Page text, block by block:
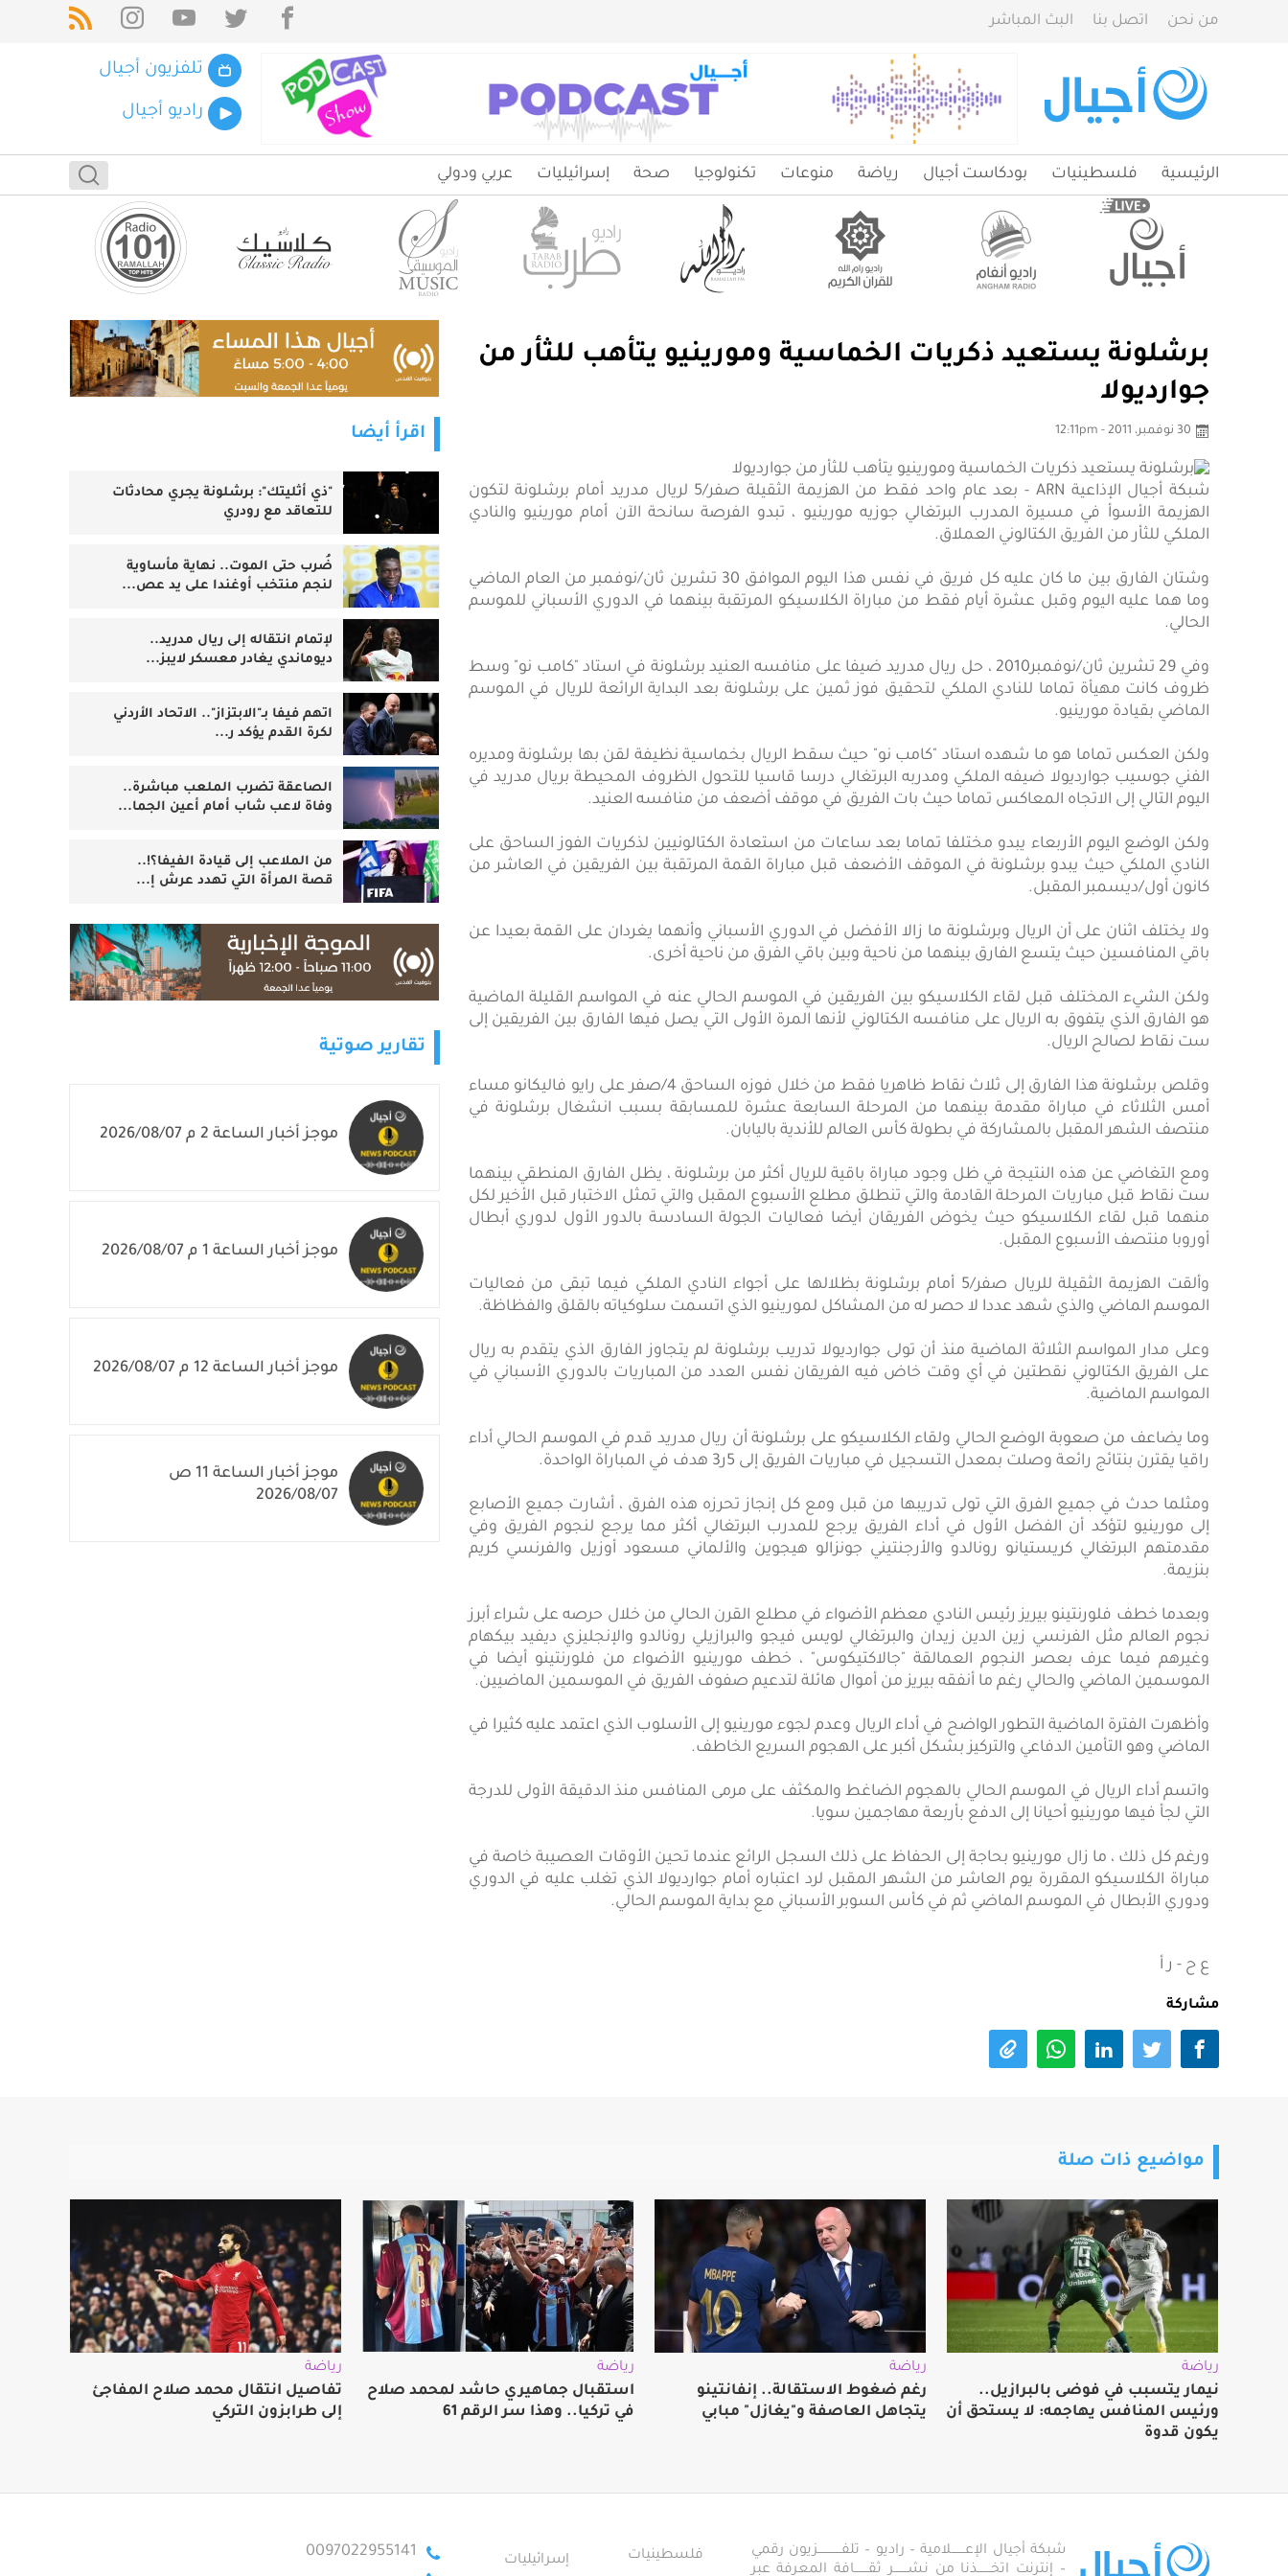
من نحن اتصل بنا البث المباشر
تلفزيون أجيال
راديو أجيال
الرئيسية فلسطينيات بودكاست أجيال رياضة منوعات تكنولوجيا صحة إسرائيليات عربي ودولي
برشلونة يستعيد ذكريات الخماسية ومورينيو يتأهب للثأر من
جوارديولا
30 نوفمبر، 2011 - 12:11pm
شبكة أجيال الإذاعية ARN - بعد عام واحد فقط من الهزيمة الثقيلة صفر/5 لريال مدريد أمام برشلونة لتكون
الهزيمة الأسوأ في مسيرة المدرب البرتغالي جوزيه مورينيو ، تبدو الفرصة سانحة الآن أمام مورينيو والنادي
الملكي للثأر من الفريق الكتالوني العملاق.
وشتان الفارق بين ما كان عليه كل فريق في نفس هذا اليوم الموافق 30 تشرين ثان/نوفمبر من العام الماضي
وما هما عليه اليوم وقبل عشرة أيام فقط من مباراة الكلاسيكو المرتقبة بينهما في الدوري الأسباني للموسم
الحالي.
وفي 29 تشرين ثان/نوفمبر2010 ، حل ريال مدريد ضيفا على منافسه العنيد برشلونة في استاد "كامب نو" وسط
ظروف كانت مهيأة تماما للنادي الملكي لتحقيق فوز ثمين على برشلونة بعد البداية الرائعة للريال في الموسم
الماضي بقيادة مورينيو.
ولكن العكس تماما هو ما شهده استاد "كامب نو" حيث سقط الريال بخماسية نظيفة لقن بها برشلونة ومديره
الفني جوسيب جوارديولا ضيفه الملكي ومدربه البرتغالي درسا قاسيا للتحول الظروف المحيطة بريال مدريد في
اليوم التالي إلى الاتجاه المعاكس تماما حيث بات الفريق في موقف أضعف من منافسه العنيد.
ولكن الوضع اليوم الأربعاء يبدو مختلفا تماما بعد ساعات من استعادة الكتالونيين لذكريات الفوز الساحق على
النادي الملكي حيث يبدو برشلونة في الموقف الأضعف قبل مباراة القمة المرتقبة بين الفريقين في العاشر من
كانون أول/ديسمبر المقبل.
ولا يختلف اثنان على أن الريال وبرشلونة ما زالا الأفضل في الدوري الأسباني وأنهما يغردان على القمة بعيدا عن
باقي المنافسين حيث يتسع الفارق بينهما من ناحية وبين باقي الفرق من ناحية أخرى.
ولكن الشيء المختلف قبل لقاء الكلاسيكو بين الفريقين في الموسم الحالي عنه في المواسم القليلة الماضية
هو الفارق الذي يتفوق به الريال على منافسه الكتالوني لأنها المرة الأولى التي يصل فيها الفارق بين الفريقين إلى
ست نقاط لصالح الريال.
وقلص برشلونة هذا الفارق إلى ثلاث نقاط ظاهريا فقط من خلال فوزه الساحق 4/صفر على رايو فاليكانو مساء
أمس الثلاثاء في مباراة مقدمة بينهما من المرحلة السابعة عشرة للمسابقة بسبب انشغال برشلونة في
منتصف الشهر المقبل بالمشاركة في بطولة كأس العالم للأندية باليابان.
ومع التغاضي عن هذه النتيجة في ظل وجود مباراة باقية للريال أكثر من برشلونة ، يظل الفارق المنطقي بينهما
ست نقاط قبل مباريات المرحلة القادمة والتي تنطلق مطلع الأسبوع المقبل والتي تمثل الاختبار قبل الأخير لكل
منهما قبل لقاء الكلاسيكو حيث يخوض الفريقان أيضا فعاليات الجولة السادسة بالدور الأول لدوري أبطال
أوروبا منتصف الأسبوع المقبل.
وألقت الهزيمة الثقيلة للريال صفر/5 أمام برشلونة بظلالها على أجواء النادي الملكي فيما تبقى من فعاليات
الموسم الماضي والذي شهد عددا لا حصر له من المشاكل لمورينيو الذي اتسمت سلوكياته بالقلق والفظاظة.
وعلى مدار المواسم الثلاثة الماضية منذ أن تولى جوارديولا تدريب برشلونة لم يتجاوز الفارق الذي يتقدم به ريال
على الفريق الكتالوني نقطتين في أي وقت خاض فيه الفريقان نفس العدد من المباريات بالدوري الأسباني في
المواسم الماضية.
وما يضاعف من صعوبة الوضع الحالي ولقاء الكلاسيكو على برشلونة أن ريال مدريد قدم في الموسم الحالي أداء
راقيا يقترن بنتائج رائعة وصلت بمعدل التسجيل في مباريات الفريق إلى 5ر3 هدف في المباراة الواحدة.
ومثلما حدث في جميع الفرق التي تولى تدريبها من قبل ومع كل إنجاز تحرزه هذه الفرق ، أشارت جميع الأصابع
إلى مورينيو لتؤكد أن الفضل الأول في أداء الفريق يرجع للمدرب البرتغالي أكثر مما يرجع لنجوم الفريق وفي
مقدمتهم البرتغالي كريستيانو رونالدو والأرجنتيني جونزالو هيجوين والألماني مسعود أوزيل والفرنسي كريم
بنزيمة.
وبعدما خطف فلورنتينو بيريز رئيس النادي معظم الأضواء في مطلع القرن الحالي من خلال حرصه على شراء أبرز
نجوم العالم مثل الفرنسي زين الدين زيدان والبرتغالي لويس فيجو والبرازيلي رونالدو والإنجليزي ديفيد بيكهام
وغيرهم فيما عرف بعصر النجوم العمالقة "جالاكتيكوس" ، خطف مورينيو الأضواء من فلورنتينو أيضا في
الموسمين الماضي والحالي رغم ما أنفقه بيريز من أموال هائلة لتدعيم صفوف الفريق في الموسمين الماضيين.
وأظهرت الفترة الماضية التطور الواضح في أداء الريال وعدم لجوء مورينيو إلى الأسلوب الذي اعتمد عليه كثيرا في
الماضي وهو التأمين الدفاعي والتركيز بشكل أكبر على الهجوم السريع الخاطف.
واتسم أداء الريال في الموسم الحالي بالهجوم الضاغط والمكثف على مرمى المنافس منذ الدقيقة الأولى للدرجة
التي لجأ فيها مورينيو أحيانا إلى الدفع بأربعة مهاجمين سويا.
ورغم كل ذلك ، ما زال مورينيو بحاجة إلى الحفاظ على ذلك السجل الرائع عندما تحين الأوقات العصيبة خاصة في
مباراة الكلاسيكو المقررة يوم العاشر من الشهر المقبل لرد اعتباره أمام جوارديولا الذي تغلب عليه في الدوري
ودوري الأبطال في الموسم الماضي ثم في كأس السوبر الأسباني مع بداية الموسم الحالي.
ع ح - ر أ
مشاركة
اقرأ أيضا
"ذي أثليتك": برشلونة يجري محادثات
للتعاقد مع رودري
ضُرب حتى الموت.. نهاية مأساوية
لنجم منتخب أوغندا على يد عص...
لإتمام انتقاله إلى ريال مدريد..
ديوماندي يغادر معسكر لايبز...
اتهم فيفا بـ"الابتزاز".. الاتحاد الأردني
لكرة القدم يؤكد ر...
الصاعقة تضرب الملعب مباشرة..
وفاة لاعب شاب أمام أعين الجما...
من الملاعب إلى قيادة الفيفا؟!..
قصة المرأة التي تهدد عرش إ...
تقارير صوتية
موجز أخبار الساعة 2 م 2026/08/07
موجز أخبار الساعة 1 م 2026/08/07
موجز أخبار الساعة 12 م 2026/08/07
موجز أخبار الساعة 11 ص
2026/08/07
مواضيع ذات صلة
رياضة
نيمار يتسبب في فوضى بالبرازيل..
ورئيس المنافس يهاجمه: لا يستحق أن
يكون قدوة
رياضة
رغم ضغوط الاستقالة.. إنفانتينو
يتجاهل العاصفة و"يغازل" مبابي
رياضة
استقبال جماهيري حاشد لمحمد صلاح
في تركيا.. وهذا سر الرقم 61
رياضة
تفاصيل انتقال محمد صلاح المفاجئ
إلى طرابزون التركي
شبكة أجيال الإعـــــــلامية – راديو – تلفــــــــــــزيون رقمي
– إنترنت اتخـــــــذنا من نشـــــــر ثقـــــــافة المعرفة عبر
فلسطينيات إسرائيليات 0097022955141